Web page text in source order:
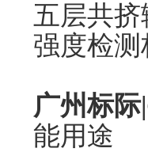
五层共挤
强度检
广州标
能用途